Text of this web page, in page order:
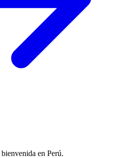
en Perú.